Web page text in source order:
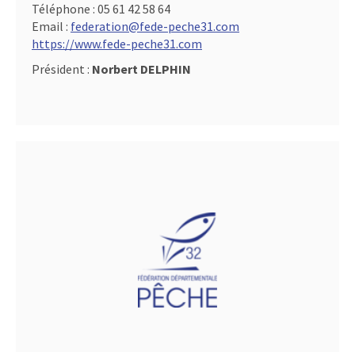
Téléphone : 05 61 42 58 64
Email : federation@fede-peche31.com
https://www.fede-peche31.com
Président : Norbert DELPHIN